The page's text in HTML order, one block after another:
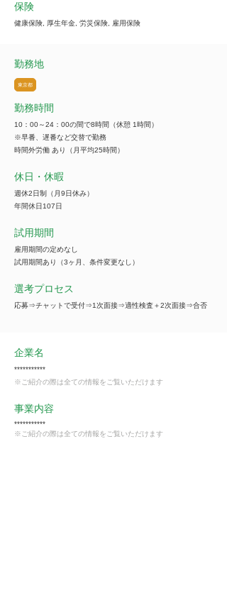
保険
健康保険, 厚生年金, 労災保険, 雇用保険
勤務地
東京都
勤務時間
10：00～24：00の間で8時間（休憩 1時間）
※早番、遅番など交替で勤務
時間外労働 あり（月平均25時間）
休日・休暇
週休2日制（月9日休み）
年間休日107日
試用期間
雇用期間の定めなし
試用期間あり（3ヶ月、条件変更なし）
選考プロセス
応募⇒チャットで受付⇒1次面接⇒適性検査＋2次面接⇒合否
企業名
***********
※ご紹介の際は全ての情報をご覧いただけます
事業内容
***********
※ご紹介の際は全ての情報をご覧いただけます